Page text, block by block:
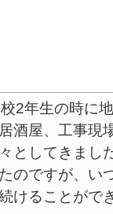
2年生の時に
酒屋、工事現
としてきまし
のですが、い
けることがで